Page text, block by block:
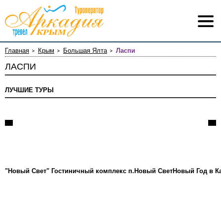
Главная Крым Большая Ялта Ласпи
ЛАСПИ
ЛУЧШИЕ ТУРЫ
"Новый Свет" Гостиничный комплекс п.Новый СветНовый Год в